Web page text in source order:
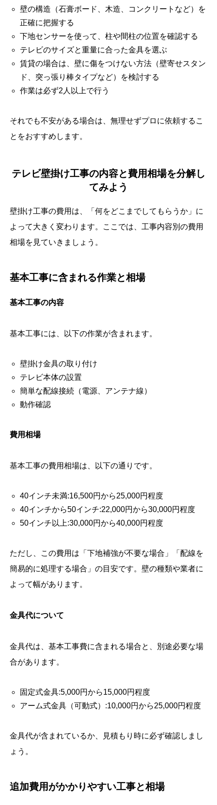
壁の構造（石膏ボード、木造、コンクリートなど）を
正確に把握する
下地センサーを使って、柱や間柱の位置を確認する
テレビのサイズと重量に合った金具を選ぶ
賃貸の場合は、壁に傷をつけない方法（壁寄せスタン
ド、突っ張り棒タイプなど）を検討する
作業は必ず2人以上で行う
それでも不安がある場合は、無理せずプロに依頼するこ
とをおすすめします。
テレビ壁掛け工事の内容と費用相場を分解し
てみよう
壁掛け工事の費用は、「何をどこまでしてもらうか」に
よって大きく変わります。ここでは、工事内容別の費用
相場を見ていきましょう。
基本工事に含まれる作業と相場
基本工事の内容
基本工事には、以下の作業が含まれます。
壁掛け金具の取り付け
テレビ本体の設置
簡単な配線接続（電源、アンテナ線）
動作確認
費用相場
基本工事の費用相場は、以下の通りです。
40インチ未満:16,500円から25,000円程度
40インチから50インチ:22,000円から30,000円程度
50インチ以上:30,000円から40,000円程度
ただし、この費用は「下地補強が不要な場合」「配線を
簡易的に処理する場合」の目安です。壁の種類や業者に
よって幅があります。
金具代について
金具代は、基本工事費に含まれる場合と、別途必要な場
合があります。
固定式金具:5,000円から15,000円程度
アーム式金具（可動式）:10,000円から25,000円程度
金具代が含まれているか、見積もり時に必ず確認しまし
ょう。
追加費用がかかりやすい工事と相場